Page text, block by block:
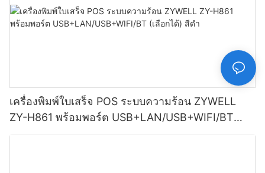
เครื่องพิมพ์ใบเสร็จ POS ระบบความร้อน ZYWELL
ZY-H861 พร้อมพอร์ต USB+LAN/USB+WIFI/BT
(เลือกได้) สีดำ